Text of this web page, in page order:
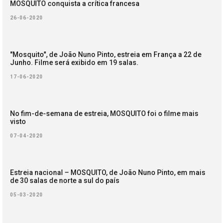
MOSQUITO conquista a crítica francesa
26-06-2020
"Mosquito", de João Nuno Pinto, estreia em França a 22 de
Junho. Filme será exibido em 19 salas.
17-06-2020
No fim-de-semana de estreia, MOSQUITO foi o filme mais
visto
07-04-2020
Estreia nacional – MOSQUITO, de João Nuno Pinto, em mais
de 30 salas de norte a sul do país
05-03-2020